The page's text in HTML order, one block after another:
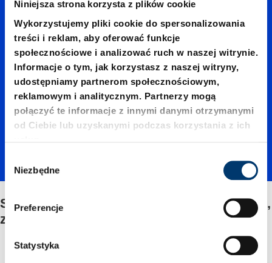
Niniejsza strona korzysta z plików cookie
Wykorzystujemy pliki cookie do spersonalizowania
treści i reklam, aby oferować funkcje
społecznościowe i analizować ruch w naszej witrynie.
Informacje o tym, jak korzystasz z naszej witryny,
udostępniamy partnerom społecznościowym,
reklamowym i analitycznym. Partnerzy mogą
połączyć te informacje z innymi danymi otrzymanymi
od Ciebie lub uzyskanymi podczas korzystania z ich
ó
r
Niezbędne
Preferencje
Statystyka
Sprężyn
a
gazowa
(odkleja
Sprężyna gazowa (odklejacz) MOULD LINE,
z gniazdem sześciokątnym